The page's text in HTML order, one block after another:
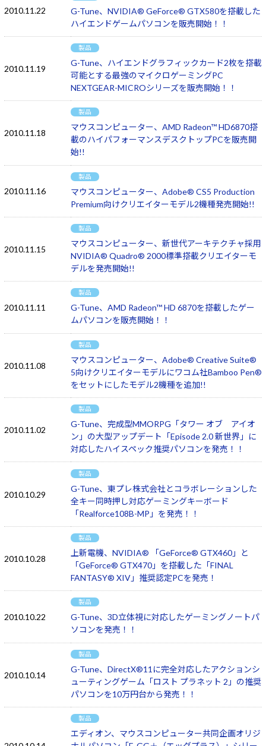
2010.11.22
G-Tune、NVIDIA® GeForce® GTX580を搭載した
ハイエンドゲームパソコンを販売開始！！
2010.11.19
製品
G-Tune、ハイエンドグラフィックカード2枚を搭載
可能とする最強のマイクロゲーミングPC
NEXTGEAR-MICROシリーズを販売開始！！
2010.11.18
製品
マウスコンピューター、AMD Radeon™ HD6870搭
載のハイパフォーマンスデスクトップPCを販売開
始!!
2010.11.16
製品
マウスコンピューター、Adobe® CS5 Production
Premium向けクリエイターモデル2機種発売開始!!
2010.11.15
製品
マウスコンピューター、新世代アーキテクチャ採用
NVIDIA® Quadro® 2000標準搭載クリエイターモ
デルを発売開始!!
2010.11.11
製品
G-Tune、AMD Radeon™ HD 6870を搭載したゲー
ムパソコンを販売開始！！
2010.11.08
製品
マウスコンピューター、Adobe® Creative Suite®
5向けクリエイターモデルにワコム社Bamboo Pen®
をセットにしたモデル2機種を追加!!
2010.11.02
製品
G-Tune、完成型MMORPG「タワー オブ アイオ
ン」の大型アップデート「Episode 2.0 新世界」に
対応したハイスペック推奨パソコンを発売！！
2010.10.29
製品
G-Tune、東プレ株式会社とコラボレーションした
全キー同時押し対応ゲーミングキーボード
「Realforce108B-MP」を発売！！
2010.10.28
製品
上新電機、NVIDIA® 「GeForce® GTX460」と
「GeForce® GTX470」を搭載した「FINAL
FANTASY® XIV」推奨認定PCを発売！
2010.10.22
製品
G-Tune、3D立体視に対応したゲーミングノートパ
ソコンを発売！！
2010.10.14
製品
G-Tune、DirectX®11に完全対応したアクションシ
ューティングゲーム「ロスト プラネット 2」の推奨
パソコンを10万円台から発売！！
製品
エディオン、マウスコンピューター共同企画オリジ